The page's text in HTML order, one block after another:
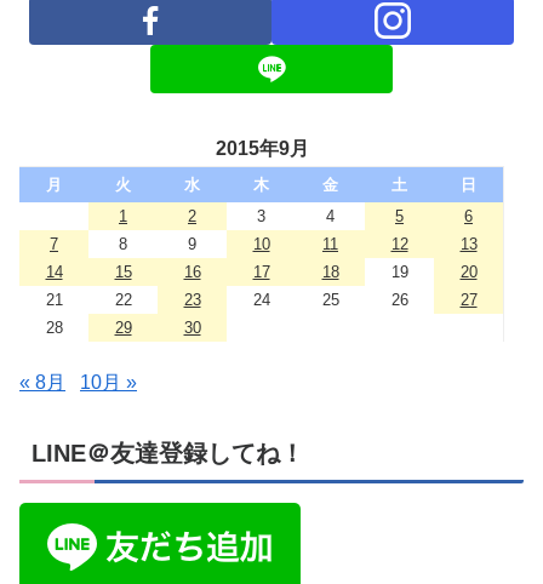
2015年9月
月 火 水 木 金 土
日
1
2 3 4 5
6
7
8 9 10 11 12
13
14
15 16 17 18 19
20
21
22 23 24 25 26
27
28
29 30
« 8月 10月 »
LINE＠友達登録してね！